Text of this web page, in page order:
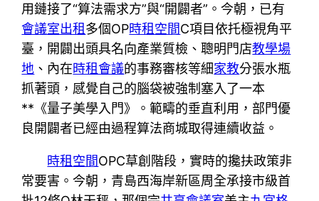
用鏈接了“算法需求方”與“開闢者”。今朝，已有
會議室出租多個OP時租空間C項目依托極視角平
臺，開闢出頭具名向產業質檢、聰明門店教學場
地 、內在時租會議的事務審核等細家教分張水瓶
抓著頭，感覺自己的腦袋被強制塞入了一本
**《量子美學入門》。範疇的垂直利用，部門優
良開闢者已經由過程算法商城取得連續收益。
時租空間OPC草創階段，實時的攙扶政策非
常要害。今朝，青島西海岸新區周全承接市級首